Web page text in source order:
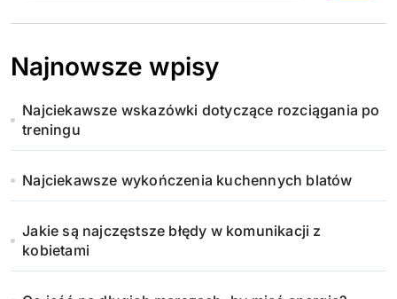
Najnowsze wpisy
Najciekawsze wskazówki dotyczące rozciągania po
treningu
Najciekawsze wykończenia kuchennych blatów
Jakie są najczęstsze błędy w komunikacji z
kobietami